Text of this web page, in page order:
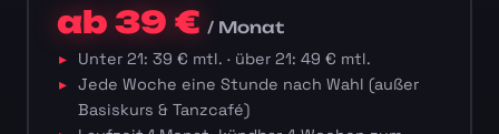
ab 39 €/ Monat
Unter 21: 39 € mtl. · über 21: 49 € mtl.
Jede Woche eine Stunde nach Wahl (außer
Basiskurs & Tanzcafé)